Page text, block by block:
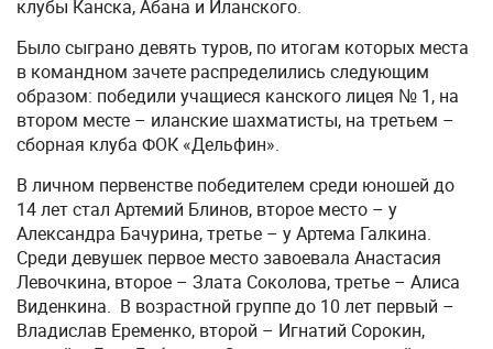
клубы Канска, Абана и Иланского.
Было сыграно девять туров, по итогам которых места
в командном зачете распределились следующим
образом: победили учащиеся канского лицея № 1, на
втором месте – иланские шахматисты, на третьем –
сборная клуба ФОК «Дельфин».
В личном первенстве победителем среди юношей до
14 лет стал Артемий Блинов, второе место – у
Александра Бачурина, третье – у Артема Галкина.
Среди девушек первое место завоевала Анастасия
Левочкина, второе – Злата Соколова, третье – Алиса
Виденкина. В возрастной группе до 10 лет первый –
Владислав Еременко, второй – Игнатий Сорокин,